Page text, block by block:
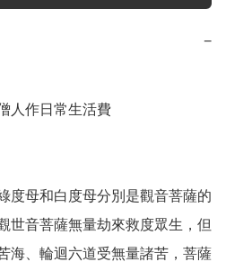
−
人作日常生活費
度母和白度母分別是觀音菩薩的
音菩薩無量劫來救度眾生，但
海、輪迴六道受無量諸苦，菩薩